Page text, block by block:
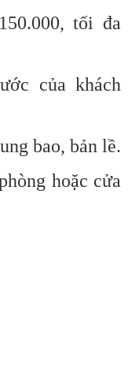
tối đa
của khách
bao, bản lề.
hoặc cửa